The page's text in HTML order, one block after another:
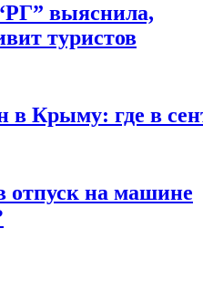
выяснила,
туристов
в Крыму: где в
отпуск на машине